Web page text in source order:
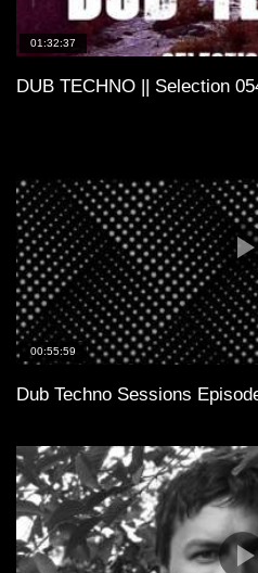
01:32:37
DUB TECHNO || Selection
00:55:59
Dub Techno Sessions